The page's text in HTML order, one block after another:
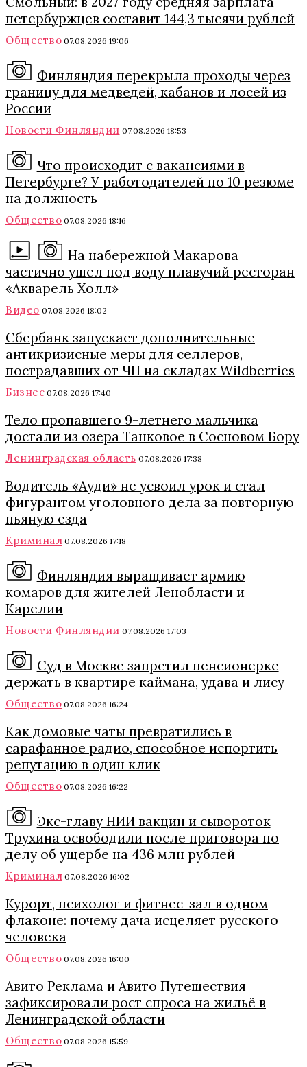
петербуржцев составит 144,3 тысячи рублей
Общество 07.08.2026 19:06
Финляндия перекрыла проходы через
границу для медведей, кабанов и лосей из
России
Новости Финляндии 07.08.2026 18:53
Что происходит с вакансиями в
Петербурге? У работодателей по 10 резюме
на должность
Общество 07.08.2026 18:16
На набережной Макарова
частично ушел под воду плавучий ресторан
«Акварель Холл»
Видео 07.08.2026 18:02
Сбербанк запускает дополнительные
антикризисные меры для селлеров,
пострадавших от ЧП на складах Wildberries
Бизнес 07.08.2026 17:40
Тело пропавшего 9-летнего мальчика
достали из озера Танковое в Сосновом Бору
Ленинградская область 07.08.2026 17:38
Водитель «Ауди» не усвоил урок и стал
фигурантом уголовного дела за повторную
пьяную езда
Криминал 07.08.2026 17:18
Финляндия выращивает армию
комаров для жителей Ленобласти и
Карелии
Новости Финляндии 07.08.2026 17:03
Суд в Москве запретил пенсионерке
держать в квартире каймана, удава и лису
Общество 07.08.2026 16:24
Как домовые чаты превратились в
сарафанное радио, способное испортить
репутацию в один клик
Общество 07.08.2026 16:22
Экс-главу НИИ вакцин и сывороток
Трухина освободили после приговора по
делу об ущербе на 436 млн рублей
Криминал 07.08.2026 16:02
Курорт, психолог и фитнес-зал в одном
флаконе: почему дача исцеляет русского
человека
Общество 07.08.2026 16:00
Авито Реклама и Авито Путешествия
зафиксировали рост спроса на жильё в
Ленинградской области
Общество 07.08.2026 15:59